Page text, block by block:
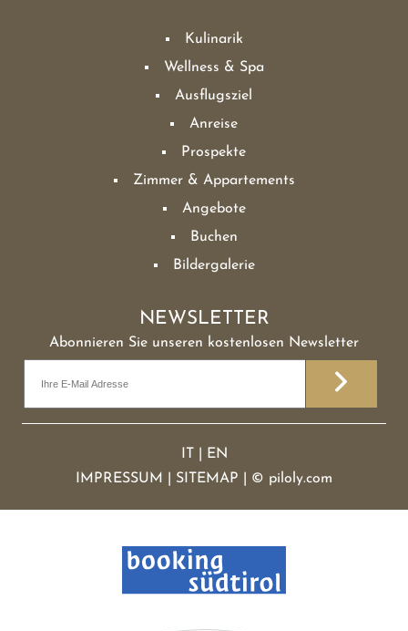
Kulinarik
Wellness & Spa
Ausflugsziel
Anreise
Prospekte
Zimmer & Appartements
Angebote
Buchen
Bildergalerie
NEWSLETTER
Abonnieren Sie unseren kostenlosen Newsletter
IT
EN
IMPRESSUM
SITEMAP © piloly.com